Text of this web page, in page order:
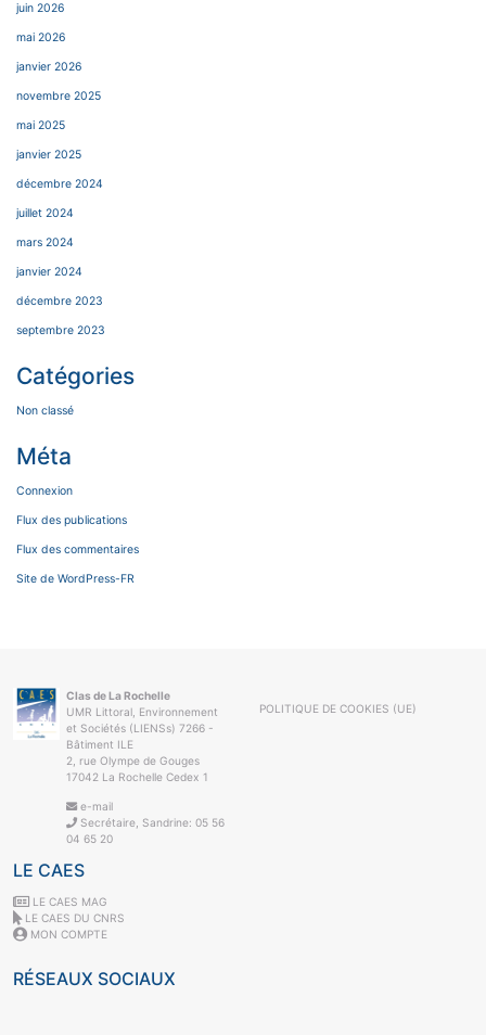
juin 2026
mai 2026
janvier 2026
novembre 2025
mai 2025
janvier 2025
décembre 2024
juillet 2024
mars 2024
janvier 2024
décembre 2023
septembre 2023
Catégories
Non classé
Méta
Connexion
Flux des publications
Flux des commentaires
Site de WordPress-FR
Clas de La Rochelle
UMR Littoral, Environnement
et Sociétés (LIENSs) 7266 -
Bâtiment ILE
2, rue Olympe de Gouges
17042 La Rochelle Cedex 1
e-mail
Secrétaire, Sandrine: 05 56
04 65 20
POLITIQUE DE COOKIES (UE)
LE CAES
LE CAES MAG
LE CAES DU CNRS
MON COMPTE
RÉSEAUX SOCIAUX